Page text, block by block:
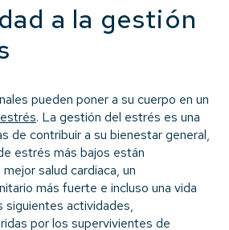
a la gestión
pueden poner a su cuerpo en un
. La gestión del estrés es una
de contribuir a su bienestar general,
estrés más bajos están
salud cardiaca, un
más fuerte e incluso una vida
siguientes actividades,
por los supervivientes de